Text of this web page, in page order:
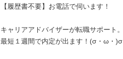
【履歴書不要】お電話で伺います！
キャリアアドバイザーが転職サポート。
最短１週間で内定が出ます！(σ・ω・)σ